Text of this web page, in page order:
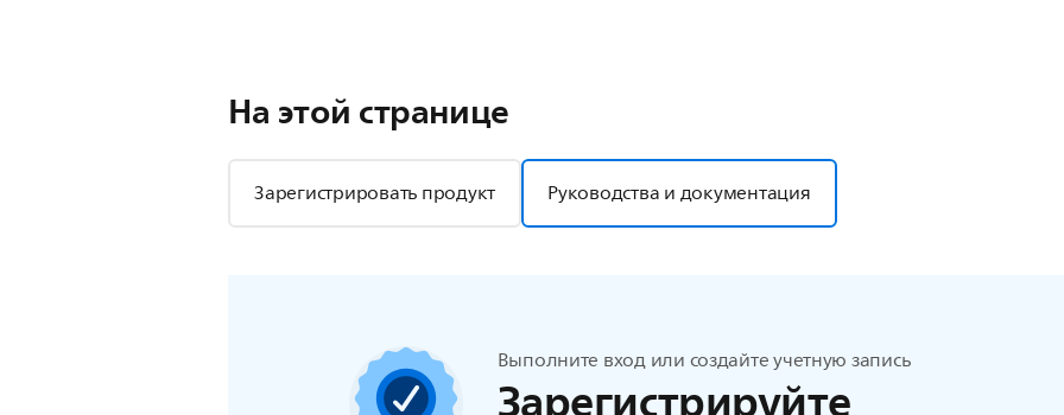
На этой странице
Зарегистрировать продукт Руководства и документация
Выполните вход или создайте учетную запись